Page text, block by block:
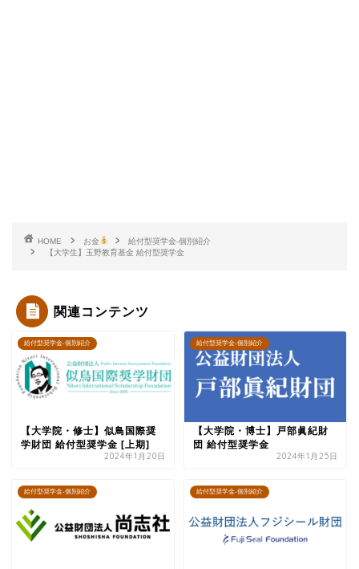
HOME お金
給付型奨学金-個別紹介
【大学生】玉野教育基金 給付型奨学金
関連コンテンツ
給付型奨学金-個別紹介
【大学院・修士】似鳥国際奨
学財団 給付型奨学金 [上期]
2024年1月20日
給付型奨学金-個別紹介
【大学院・博士】戸部眞紀財
団 給付型奨学金
2024年1月25日
給付型奨学金-個別紹介 給付型奨学金-個別紹介